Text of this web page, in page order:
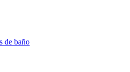
de baño